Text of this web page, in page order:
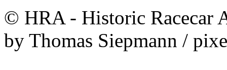
© HRA - Historic Racecar
by Thomas Siepmann /